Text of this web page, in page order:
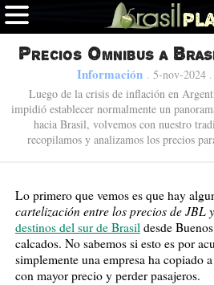
Precios Omnibus a
Información . 5-nov-2024 .
Luego de la crisis de inflación en
impidió establecer normalmente un
hacia Brasil, volvemos con nuestro
recopilamos y analizamos los precios
Lo primero que vemos es que hay
cartelización entre los precios de JBL
destinos del sur de Brasildesde
calcados. No sabemos si esto es por
simplemente una empresa ha copiado
con mayor precio y perder pasajeros.